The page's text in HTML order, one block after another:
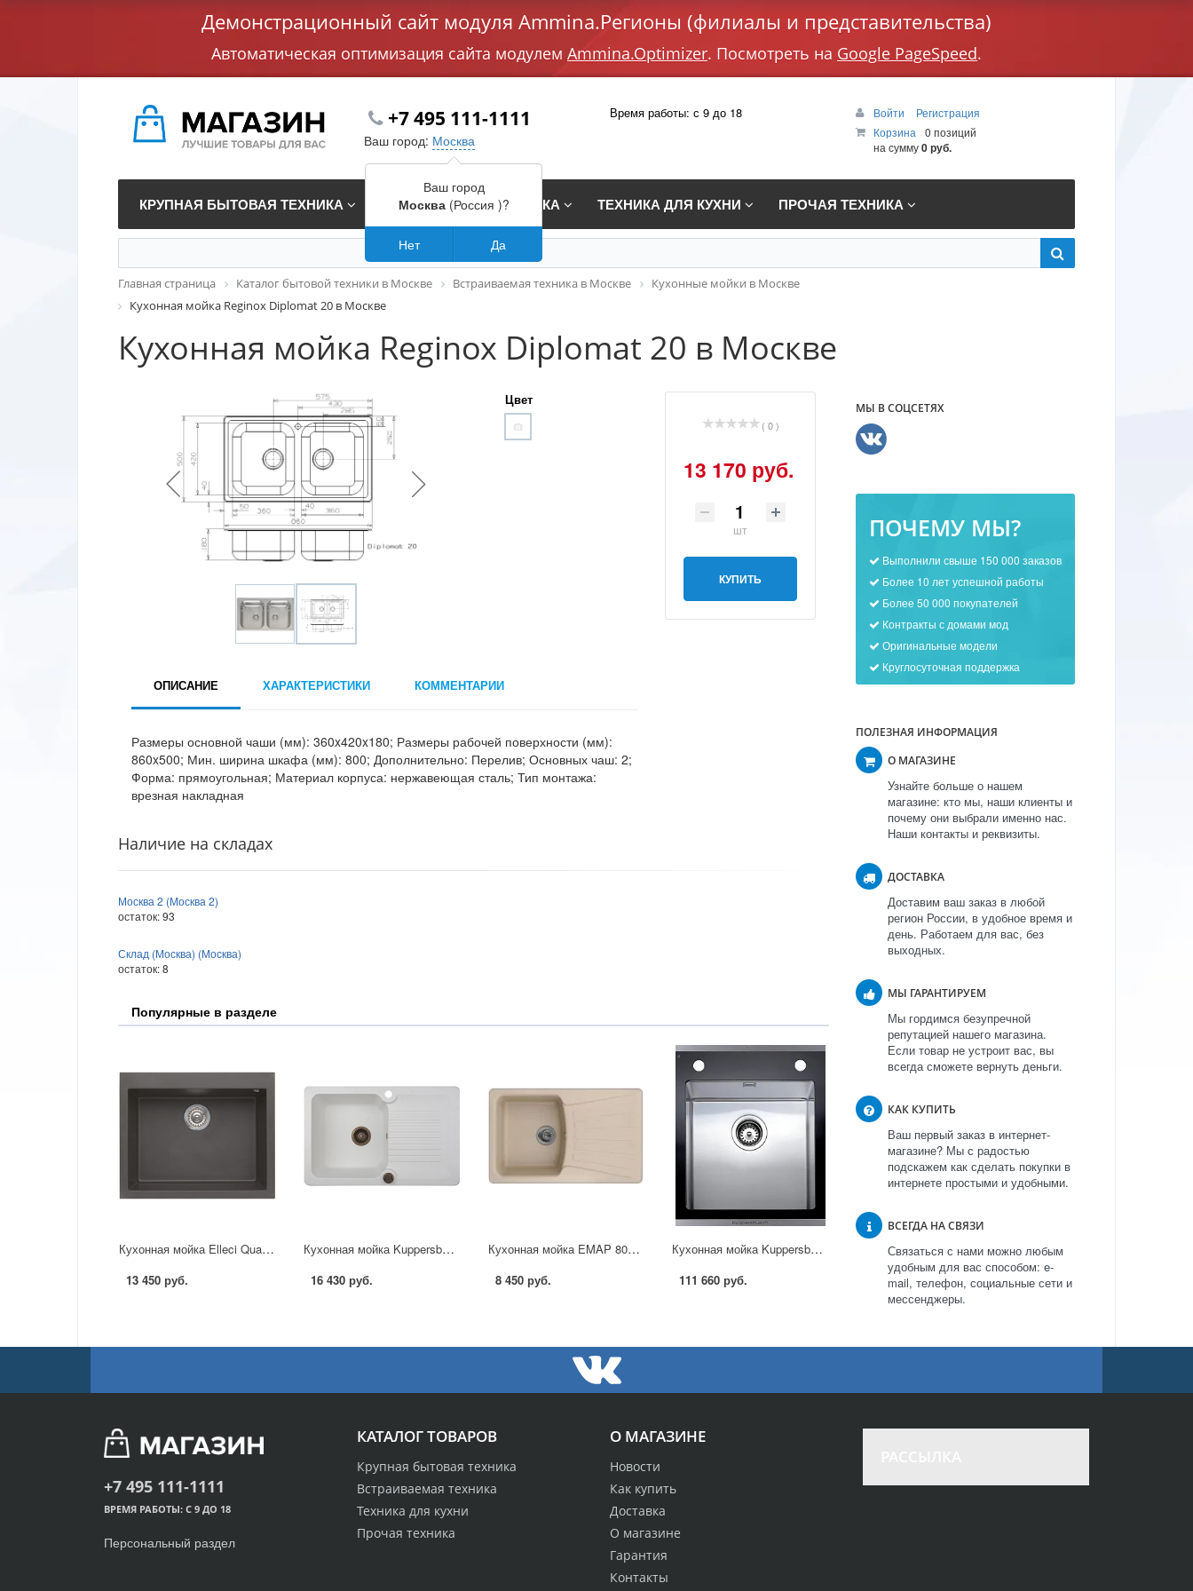
Демонстрационный сайт модуля Ammina.Регионы (филиалы и представительства)
Автоматическая оптимизация сайта модулем Ammina.Optimizer. Посмотреть на Google PageSpeed.
+7 495 111-1111
Ваш город: Москва
Время работы: с 9 до 18 Войти
Регистрация
Корзина
0 позиций
на сумму0 руб.
КРУПНАЯ БЫТОВАЯ ТЕХНИКА ВСТРАИВАЕМАЯ ТЕХНИКА ТЕХНИКА ДЛЯ КУХНИ ПРОЧАЯ ТЕХНИКА
Главная страница Каталог бытовой техники в Москве Встраиваемая техника в Москве
Кухонные мойки в Москве
Кухонная мойка Reginox Diplomat 20 в Москве
Кухонная мойка Reginox Diplomat 20 в Москве
Цвет
( 0 )
13 170 руб.
шт
КУПИТЬ
ОПИСАНИЕ ХАРАКТЕРИСТИКИ КОММЕНТАРИИ
Размеры основной чаши (мм): 360x420x180; Размеры рабочей поверхности (мм):
860x500; Мин. ширина шкафа (мм): 800; Дополнительно: Перелив; Основных чаш: 2;
Форма: прямоугольная; Материал корпуса: нержавеющая сталь; Тип монтажа:
врезная накладная
Наличие на складах
Москва 2 (Москва 2)
остаток:93
Склад (Москва) (Москва)
остаток:8
Популярные в разделе
Кухонная мойка Elleci Quadra 105 в Москве
13 450 руб.
Кухонная мойка Kuppersberg Ancona 1B1D в Москве
16 430 руб.
Кухонная мойка EMAP 8001 в Москве
8 450 руб.
Кухонная мойка Kuppersbusch ESGK 4500.1 в Москве
111 660 руб.
МЫ В СОЦСЕТЯХ
ПОЧЕМУ МЫ?
Выполнили свыше 150 000 заказов
Более 10 лет успешной работы
Более 50 000 покупателей
Контракты с домами мод
Оригинальные модели
Круглосуточная поддержка
ПОЛЕЗНАЯ ИНФОРМАЦИЯ
О МАГАЗИНЕ
Узнайте больше о нашем
магазине: кто мы, наши клиенты и
почему они выбрали именно нас.
Наши контакты и реквизиты.
ДОСТАВКА
Доставим ваш заказ в любой
регион России, в удобное время и
день. Работаем для вас, без
выходных.
МЫ ГАРАНТИРУЕМ
Мы гордимся безупречной
репутацией нашего магазина.
Если товар не устроит вас, вы
всегда сможете вернуть деньги.
КАК КУПИТЬ
Ваш первый заказ в интернет-
магазине? Мы с радостью
подскажем как сделать покупки в
интернете простыми и удобными.
ВСЕГДА НА СВЯЗИ
Связаться с нами можно любым
удобным для вас способом: e-
mail, телефон, социальные сети и
мессенджеры.
О МАГАЗИНЕ
Новости
Как купить
Доставка
О магазине
Гарантия
Контакты
КАТАЛОГ ТОВАРОВ
Крупная бытовая техника
Встраиваемая техника
Техника для кухни
Прочая техника
+7 495 111-1111
ВРЕМЯ РАБОТЫ: С 9 ДО 18
Персональный раздел
Ваш город
Москва(Россия )?
Нет Да